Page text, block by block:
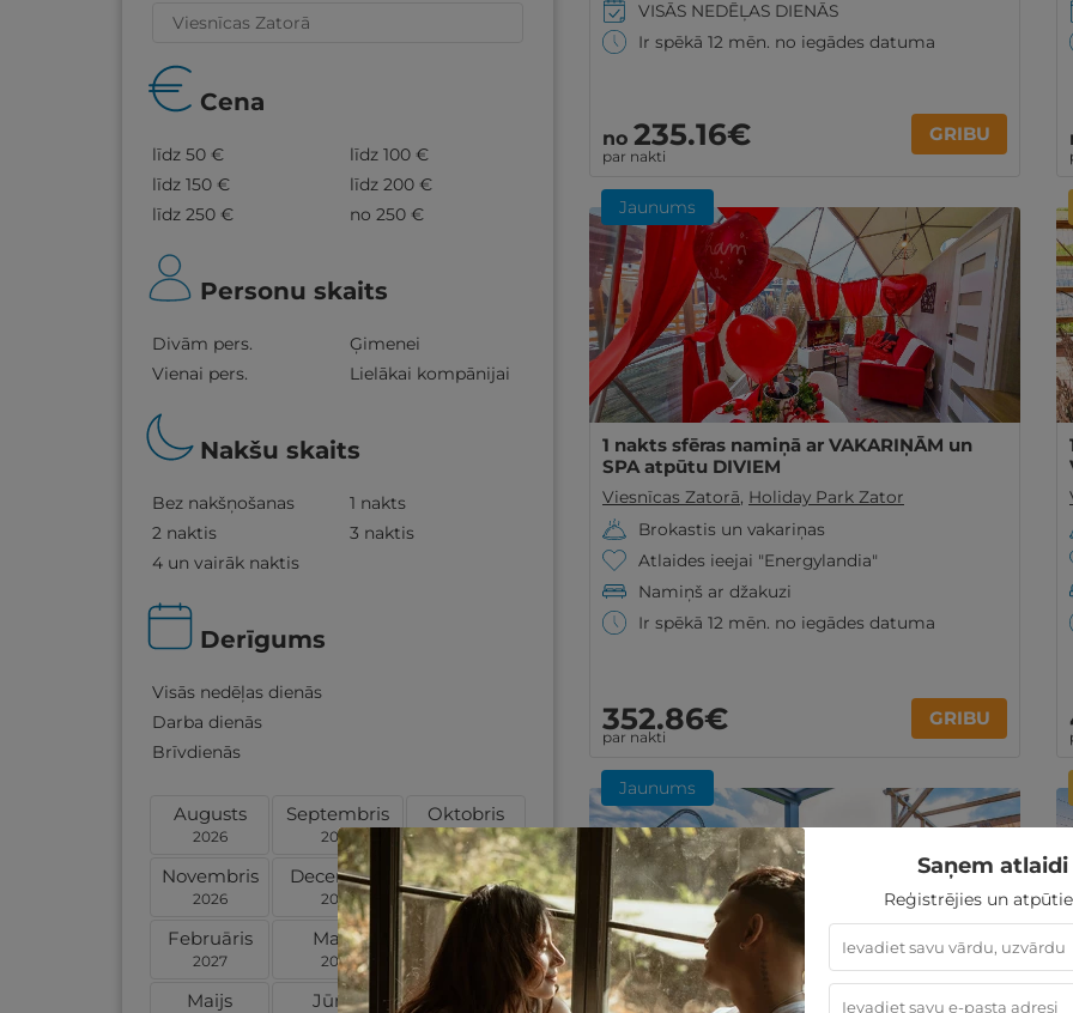
Cena
līdz 50 €
līdz 100 €
līdz 150 €
līdz 200 €
līdz 250 €
no 250 €
Personu skaits
Divām pers.
Ģimenei
Vienai pers.
Lielākai kompānijai
Nakšu skaits
Bez nakšņošanas
1 nakts
2 naktis
3 naktis
4 un vairāk naktis
Derīgums
Visās nedēļas dienās
Darba dienās
Brīvdienās
Augusts
2026
Septembris
2026
Oktobris
2026
Novembris
2026
Decembris
2026
Janvāris
2027
Februāris
2027
Marts
2027
Aprīlis
Maijs Jūnijs
VISĀS NEDĒĻAS DIENĀS
Ir spēkā 12 mēn. no iegādes datuma
no 235.16€
par nakti
GRIBU
Jaunums
1 nakts sfēras namiņā ar VAKARIŅĀM un
SPA atpūtu DIVIEM
Viesnīcas Zatorā, Holiday Park Zator
Brokastis un vakariņas
Atlaides ieejai "Energylandia"
Namiņš ar džakuzi
Ir spēkā 12 mēn. no iegādes datuma
352.86€
par nakti
GRIBU
Jaunums
Saņem
Reģistrējies un